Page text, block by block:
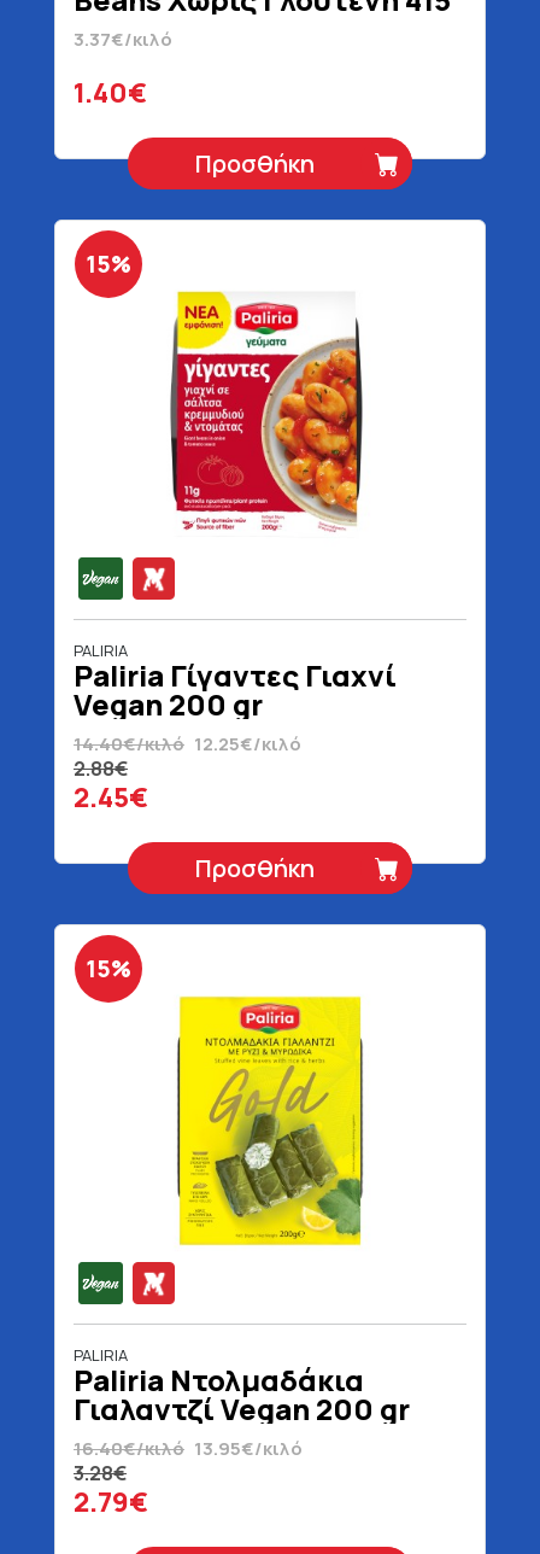
gr
3.37€/κιλό
1.40€
Προσθήκη
15%
PALIRIA
Paliria Γίγαντες Γιαχνί
Vegan 200 gr
14.40€/κιλό 12.25€/κιλό
2.88€
2.45€
Προσθήκη
15%
PALIRIA
Paliria Ντολμαδάκια
Γιαλαντζί Vegan 200 gr
16.40€/κιλό 13.95€/κιλό
3.28€
2.79€